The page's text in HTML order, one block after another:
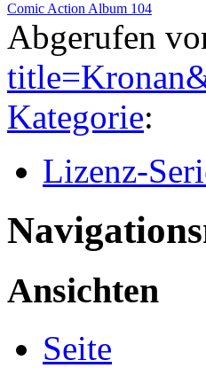
Comic Action Album 104
Abgerufen
Kategorie:
Lizenz-
Ansichten
Seite